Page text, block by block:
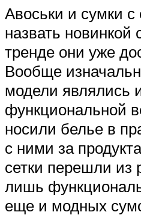
Авоськи и сумки с
назвать новинкой
тренде они уже
Вообще
модели являлись
функциональной
носили белье в
с ними за
сетки перешли из
лишь
еще и модных